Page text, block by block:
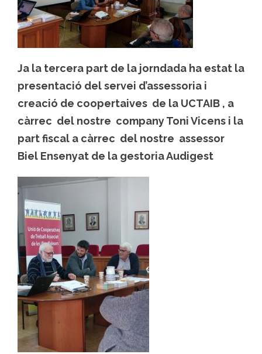
Ja la tercera part de la jorndada ha estat la
presentació del servei d’assessoria i
creació de coopertaives de la UCTAIB , a
càrrec del nostre company Toni Vicens i la
part fiscal a càrrec del nostre assessor
Biel Ensenyat de la gestoria Audigest